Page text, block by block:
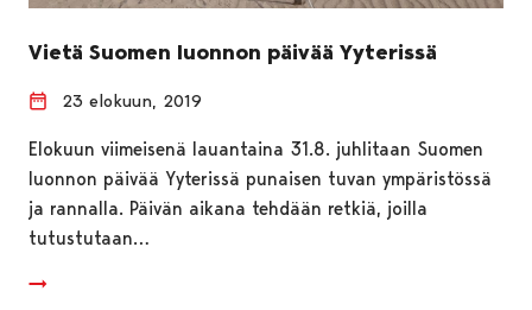
Vietä Suomen luonnon päivää Yyterissä
23 elokuun, 2019
Elokuun viimeisenä lauantaina 31.8. juhlitaan Suomen
luonnon päivää Yyterissä punaisen tuvan ympäristössä
ja rannalla. Päivän aikana tehdään retkiä, joilla
tutustutaan…